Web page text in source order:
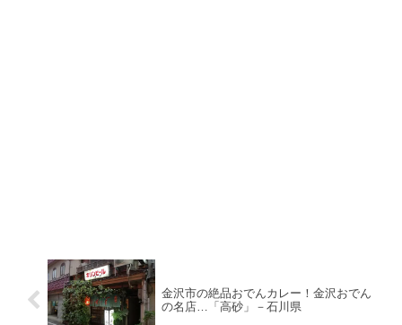
金沢市の絶品おでんカレー！金沢おでん
の名店…「高砂」－石川県